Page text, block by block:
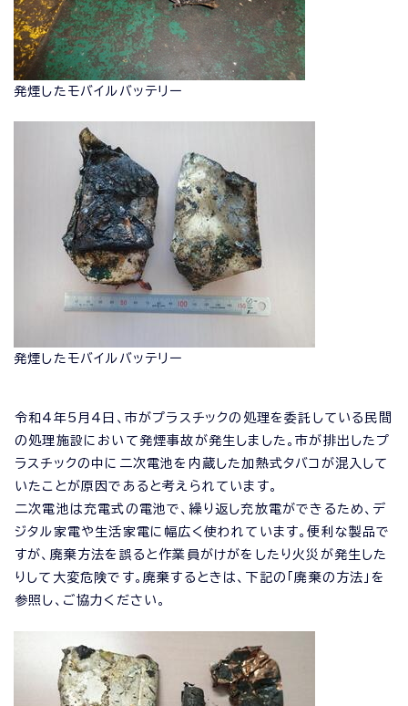
発煙したモバイルバッテリー
発煙したモバイルバッテリー
令和4年5月4日、市がプラスチックの処理を委託している民間
の処理施設において発煙事故が発生しました。市が排出したプ
ラスチックの中に二次電池を内蔵した加熱式タバコが混入して
いたことが原因であると考えられています。
二次電池は充電式の電池で、繰り返し充放電ができるため、デ
ジタル家電や生活家電に幅広く使われています。便利な製品で
すが、廃棄方法を誤ると作業員がけがをしたり火災が発生した
りして大変危険です。廃棄するときは、下記の「廃棄の方法」を
参照し、ご協力ください。